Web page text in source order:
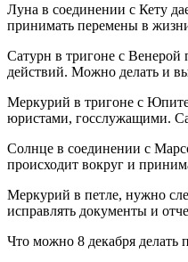
Луна в соединении с Кету
принимать перемены в
Сатурн в тригоне с Венерой
действий. Можно делать и
Меркурий в тригоне с
юристами, госслужащими.
Солнце в соединении с
происходит вокруг и
Меркурий в петле, нужно
исправлять документы и
Что можно 8 декабря делать